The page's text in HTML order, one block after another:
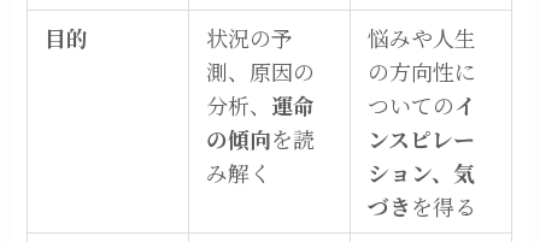
目的
状況の予
測、原因の
分析、 運命
の傾向を読
み解く
悩みや人生
の方向性に
ついてのイ
ンスピレー
ション、気
づきを得る